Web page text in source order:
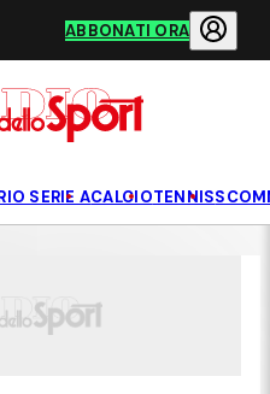
ABBONATI ORA
SERIE ACALCIOTENNIS